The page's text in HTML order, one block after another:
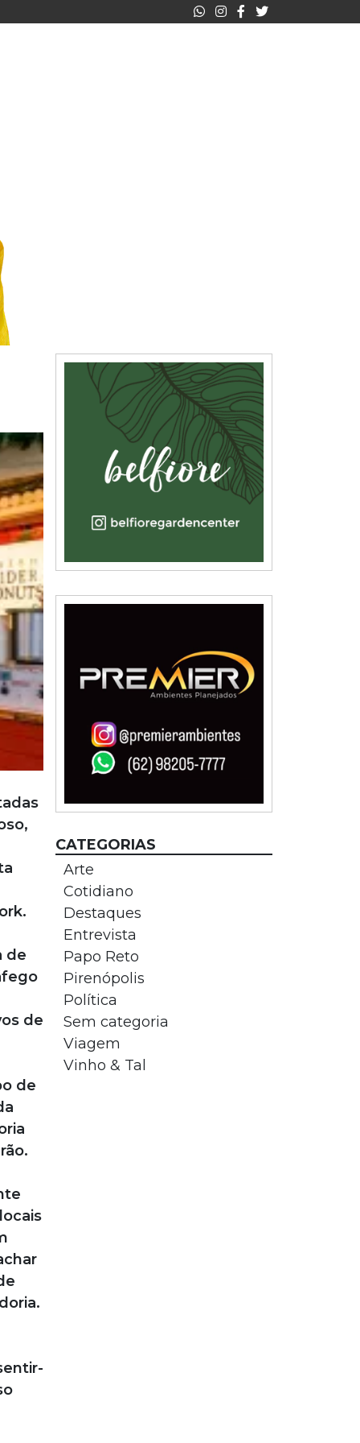
de
de
de
CATEGORIAS
Arte
Cotidiano
Destaques
Entrevista
Papo Reto
Pirenópolis
Política
Sem categoria
Viagem
Vinho & Tal